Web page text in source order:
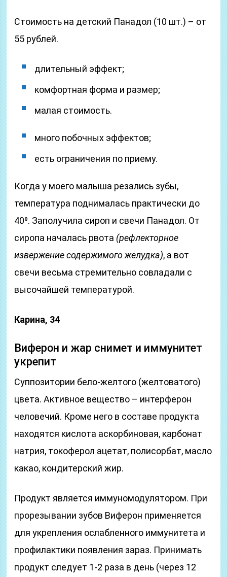
Стоимость на детский Панадол (10 шт.) – от
55 рублей.
длительный эффект;
комфортная форма и размер;
малая стоимость.
много побочных эффектов;
есть ограничения по приему.
Когда у моего малыша резались зубы,
температура поднималась практически до
40⁰. Заполучила сироп и свечи Панадол. От
сиропа началась рвота (рефлекторное
извержение содержимого желудка), а вот
свечи весьма стремительно совладали с
высочайшей температурой.
Карина, 34
Виферон и жар снимет и иммунитет
укрепит
Суппозитории бело-желтого (желтоватого)
цвета. Активное вещество – интерферон
человечий. Кроме него в составе продукта
находятся кислота аскорбиновая, карбонат
натрия, токоферол ацетат, полисорбат, масло
какао, кондитерский жир.
Продукт является иммуномодулятором. При
прорезывании зубов Виферон применяется
для укрепления ослабленного иммунитета и
профилактики появления зараз. Принимать
продукт следует 1-2 раза в день (через 12